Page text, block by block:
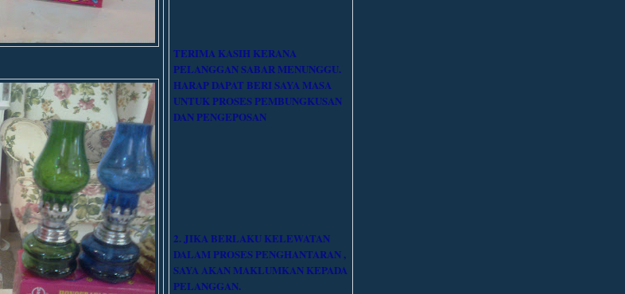
TERIMA KASIH KERANA
PELANGGAN SABAR MENUNGGU.
HARAP DAPAT BERI SAYA MASA
UNTUK PROSES PEMBUNGKUSAN
DAN PENGEPOSAN
2. JIKA BERLAKU KELEWATAN
DALAM PROSES PENGHANTARAN ,
SAYA AKAN MAKLUMKAN KEPADA
PELANGGAN.